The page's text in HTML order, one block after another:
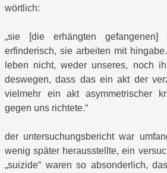
wörtlich:
„sie [die erhängten
erfinderisch, sie arbeiten mit
leben nicht, weder unseres, noch
deswegen, dass das ein akt der
vielmehr ein akt asymmetrischer
gegen uns richtete.“
der untersuchungsbericht war
wenig später herausstellte, ein
„suizide“ waren so absonderlich,